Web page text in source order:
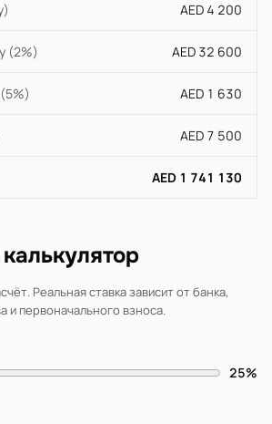
AED 4 200
(2%) AED 32 600
AED 1 630
AED 7 500
AED 1 741 130
Реальная ставка зависит от банка,
и первоначального взноса.
25%